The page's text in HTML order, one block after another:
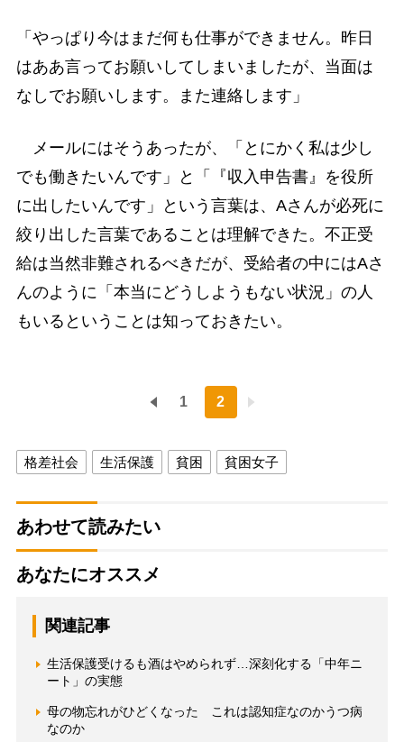
「やっぱり今はまだ何も仕事ができません。昨日
はああ言ってお願いしてしまいましたが、当面は
なしでお願いします。また連絡します」
メールにはそうあったが、「とにかく私は少し
でも働きたいんです」と「『収入申告書』を役所
に出したいんです」という言葉は、Aさんが必死に
絞り出した言葉であることは理解できた。不正受
給は当然非難されるべきだが、受給者の中にはAさ
んのように「本当にどうしようもない状況」の人
もいるということは知っておきたい。
1 2
格差社会 生活保護 貧困 貧困女子
あわせて読みたい
あなたにオススメ
関連記事
生活保護受けるも酒はやめられず…深刻化する「中年ニ
ート」の実態
母の物忘れがひどくなった これは認知症なのかうつ病
なのか